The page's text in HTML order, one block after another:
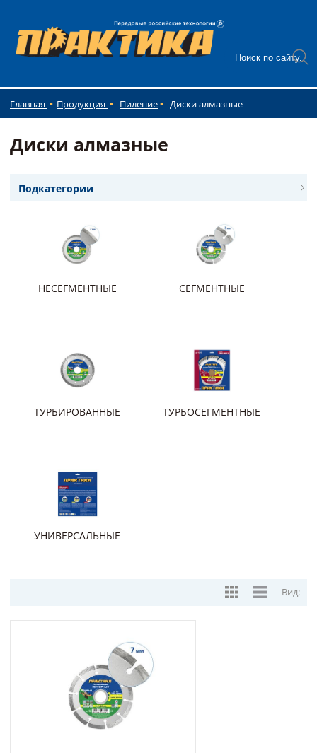
Главная Продукция Пиление Диски алмазные
Диски алмазные
Подкатегории
НЕСЕГМЕНТНЫЕ СЕГМЕНТНЫЕ
ТУРБИРОВАННЫЕ ТУРБОСЕГМЕНТНЫЕ
УНИВЕРСАЛЬНЫЕ
Вид: